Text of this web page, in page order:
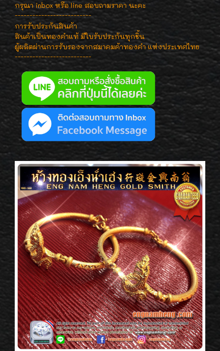
กรุณา inbox หรือ line สอบถามราคา นะคะ
--------------------------
การรับประกันสินค้า
สินค้าเป็นทองคำแท้ มีใบรับประกันทุกชิ้น
ผู้ผลิตผ่านการรับรองจากสมาคมค้าทองคำ แห่งประเทศไทย
--------------------------